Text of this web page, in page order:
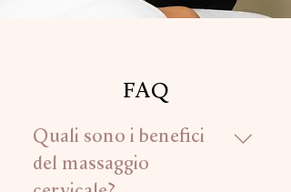
FAQ
Quali sono i benefici
del massaggio